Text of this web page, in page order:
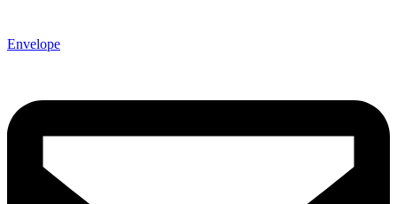
Envelope